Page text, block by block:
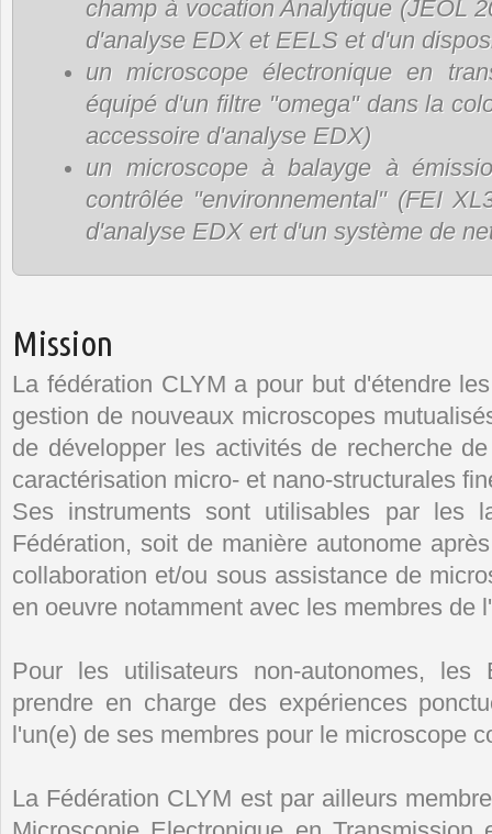
champ à vocation Analytique (JEOL
d'analyse EDX et EELS et d'un
un microscope électronique en
équipé d'un filtre "omega" dans la
accessoire d'analyse EDX)
un microscope à balayge à
contrôlée "environnemental" (FEI
d'analyse EDX ert d'un système de
Mission
La fédération CLYM a pour but d'étendre
gestion de nouveaux microscopes
de développer les activités de recherche
caractérisation micro- et nano-structurales
Ses instruments sont utilisables par les
Fédération, soit de manière autonome
collaboration et/ou sous assistance de
en oeuvre notamment avec les membres de
Pour les utilisateurs non-autonomes, les
prendre en charge des expériences
l'un(e) de ses membres pour le microscope
La Fédération CLYM est par ailleurs